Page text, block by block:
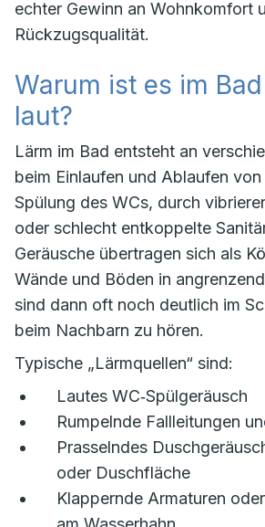
echter Gewinn an Wohnkomfort
Rückzugsqualität.
Warum ist es im
laut?
Lärm im Bad entsteht an
beim Einlaufen und Ablaufen
Spülung des WCs, durch
oder schlecht entkoppelte
Geräusche übertragen sich als
Wände und Böden in
sind dann oft noch deutlich im
beim Nachbarn zu hören.
Typische „Lärmquellen“ sind:
Lautes WC‑Spülgeräusch
Rumpelnde Fallleitungen
Prasselndes
oder Duschfläche
Klappernde Armaturen